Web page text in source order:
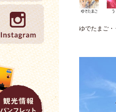
ゆでたまご・